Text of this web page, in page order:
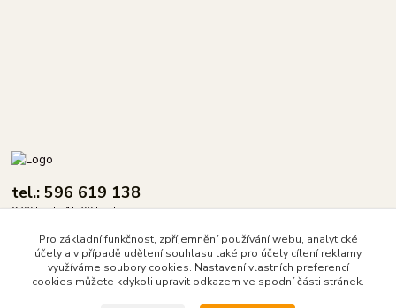
tel.: 596 619 138
9.00 hod - 15.00 hod.
info@dasix.cz
Pro základní funkčnost, zpříjemnění používání webu, analytické
účely a v případě udělení souhlasu také pro účely cílení reklamy
využíváme soubory cookies. Nastavení vlastních preferencí
cookies můžete kdykoli upravit odkazem ve spodní části stránek.